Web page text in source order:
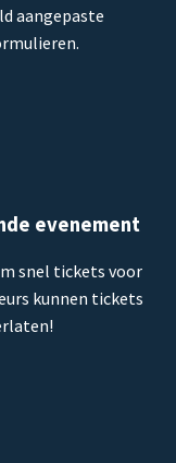
aangepaste
evenement
snel tickets voor
kunnen tickets